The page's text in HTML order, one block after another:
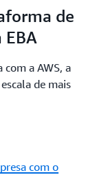
de
a AWS, a
de mais
com o